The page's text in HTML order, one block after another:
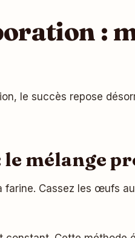
:
le succès repose
le mélange
farine. Cassez les œufs